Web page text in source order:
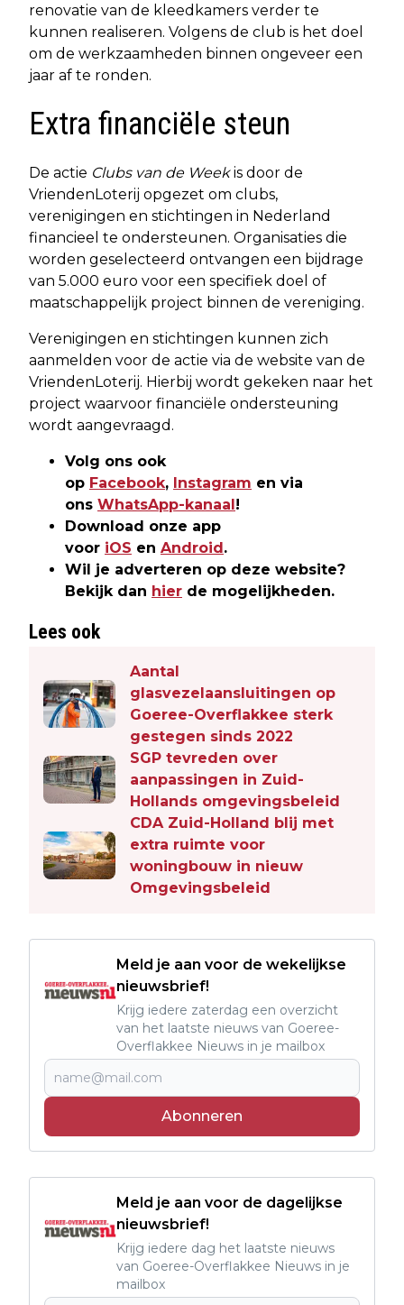
renovatie van de kleedkamers verder te
kunnen realiseren. Volgens de club is het doel
om de werkzaamheden binnen ongeveer een
jaar af te ronden.
Extra financiële steun
De actie Clubs van de Weekis door de
VriendenLoterij opgezet om clubs,
verenigingen en stichtingen in Nederland
financieel te ondersteunen. Organisaties die
worden geselecteerd ontvangen een bijdrage
van 5.000 euro voor een specifiek doel of
maatschappelijk project binnen de vereniging.
Verenigingen en stichtingen kunnen zich
aanmelden voor de actie via de website van de
VriendenLoterij. Hierbij wordt gekeken naar het
project waarvoor financiële ondersteuning
wordt aangevraagd.
Volg ons ook
op Facebook, Instagram en via
ons WhatsApp-kanaal!
Download onze app
voor iOS en Android.
Wil je adverteren op deze website?
Bekijk dan hier de mogelijkheden.
Lees ook
Aantal
glasvezelaansluitingen op
Goeree-Overflakkee sterk
gestegen sinds 2022
SGP tevreden over
aanpassingen in Zuid-
Hollands omgevingsbeleid
CDA Zuid-Holland blij met
extra ruimte voor
woningbouw in nieuw
Omgevingsbeleid
Meld je aan voor de wekelijkse
nieuwsbrief!
Krijg iedere zaterdag een overzicht
van het laatste nieuws van Goeree-
Overflakkee Nieuws in je mailbox
Abonneren
Meld je aan voor de dagelijkse
nieuwsbrief!
Krijg iedere dag het laatste nieuws
van Goeree-Overflakkee Nieuws in je
mailbox